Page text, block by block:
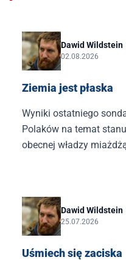
Dawid Wildstein
02.08.2026
Ziemia jest płaska
Wyniki ostatniego
Polaków na temat
obecnej władzy
że władza skutecznie
Dawid Wildstein
25.07.2026
Uśmiech się zaciska